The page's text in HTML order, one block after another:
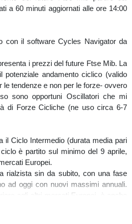
da Paolo Peisino con Money
a 60 minuti aggiornati alle ore 14:00
con il software Cycles Navigator da
i prezzi del future Ftse Mib. La
potenziale andamento ciclico (valido
le tendenze e non per le forze- ovvero
sono opportuni Oscillatori che mi
di Forze Cicliche (ne uso circa 6-7
il Ciclo Intermedio (durata media pari
è partito sul minimo del 9 aprile,
Europei.
rialzista sin da subito, con una fase
ad oggi con nuovi massimi annuali.
agli altri mercati Europei, è anche
offerte di scambio e acquisizione